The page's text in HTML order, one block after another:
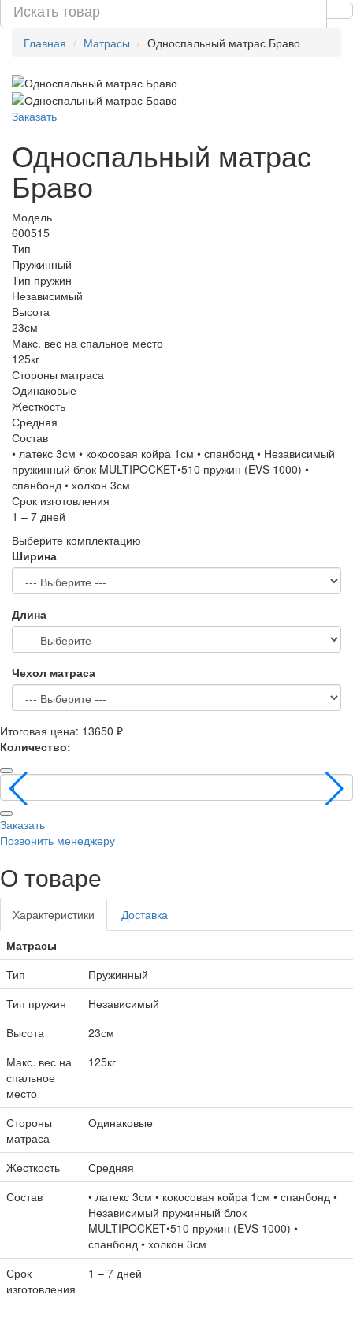
Главная Матрасы Односпальный матрас Браво
Заказать
Односпальный матрас
Браво
Модель
600515
Тип
Пружинный
Тип пружин
Независимый
Высота
23см
Макс. вес на спальное место
125кг
Стороны матраса
Одинаковые
Жесткость
Средняя
Состав
• латекс 3см • кокосовая койра 1см • спанбонд • Независимый
пружинный блок MULTIPOCKET•510 пружин (EVS 1000) •
спанбонд • холкон 3см
Срок изготовления
1 – 7 дней
Выберите комплектацию
Ширина
Длина
Чехол матраса
Итоговая цена: 13650 ₽
Количество:
Заказать
Позвонить менеджеру
О товаре
Характеристики
Доставка
Матрасы
Тип
Пружинный
Тип пружин
Независимый
Высота
23см
Макс. вес на
спальное
место
125кг
Стороны
матраса
Одинаковые
Жесткость
Средняя
Состав
• латекс 3см • кокосовая койра 1см • спанбонд •
Независимый пружинный блок
MULTIPOCKET•510 пружин (EVS 1000) •
спанбонд • холкон 3см
Срок
изготовления
1 – 7 дней